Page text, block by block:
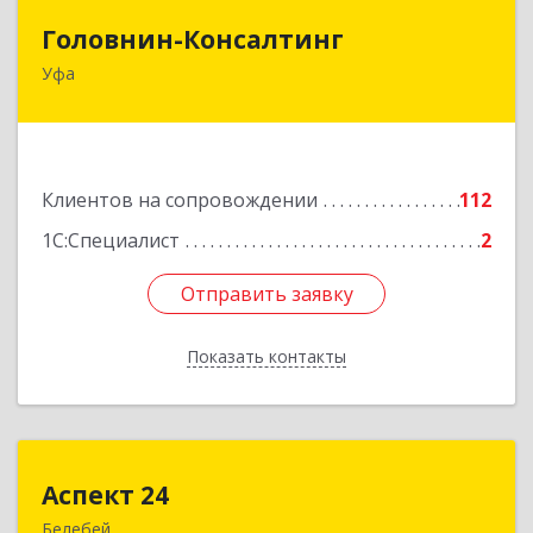
Головнин-Консалтинг
Уфа
Клиентов на сопровождении
112
1С:Специалист
2
Отправить заявку
Показать контакты
450006, Башкортостан Респ, Уфа г, Ленина ул,
Отправить заявку
Назад
Аспект 24
Белебей